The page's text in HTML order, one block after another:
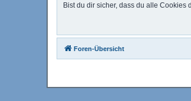
Bist du dir sicher, dass du alle Cookies
Foren-Übersicht